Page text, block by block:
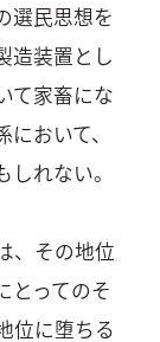
選民思想を
造装置とし
て家畜にな
おいて、
れない。
、その地位
とってのそ
位に堕ちる